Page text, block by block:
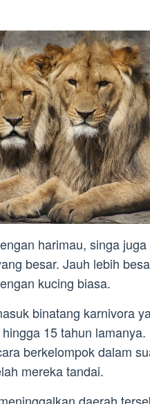
harimau, singa
besar. Jauh lebih
kucing biasa.
binatang karnivora
15 tahun
berkelompok dalam
mereka tandai.
daerah